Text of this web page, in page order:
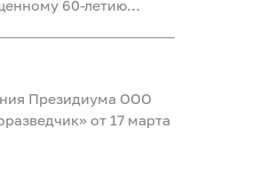
60-летию
Президиума ООО
от 17 марта